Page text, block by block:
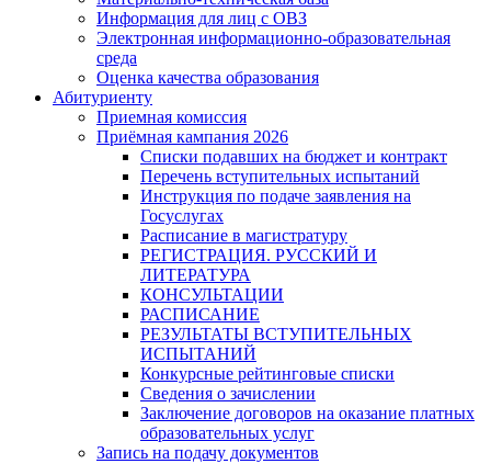
Информация для лиц с ОВЗ
Электронная информационно-образовательная
среда
Оценка качества образования
Абитуриенту
Приемная комиссия
Приёмная кампания 2026
Списки подавших на бюджет и контракт
Перечень вступительных испытаний
Инструкция по подаче заявления на
Госуслугах
Расписание в магистратуру
РЕГИСТРАЦИЯ. РУССКИЙ И
ЛИТЕРАТУРА
КОНСУЛЬТАЦИИ
РАСПИСАНИЕ
РЕЗУЛЬТАТЫ ВСТУПИТЕЛЬНЫХ
ИСПЫТАНИЙ
Конкурсные рейтинговые списки
Сведения о зачислении
Заключение договоров на оказание платных
образовательных услуг
Запись на подачу документов